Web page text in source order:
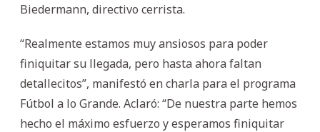
Biedermann, directivo cerrista.
“Realmente estamos muy ansiosos para poder
finiquitar su llegada, pero hasta ahora faltan
detallecitos”, manifestó en charla para el programa
Fútbol a lo Grande. Aclaró: “De nuestra parte hemos
hecho el máximo esfuerzo y esperamos finiquitar